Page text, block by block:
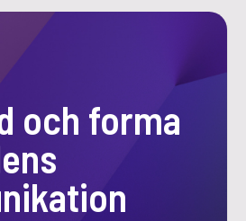
och forma